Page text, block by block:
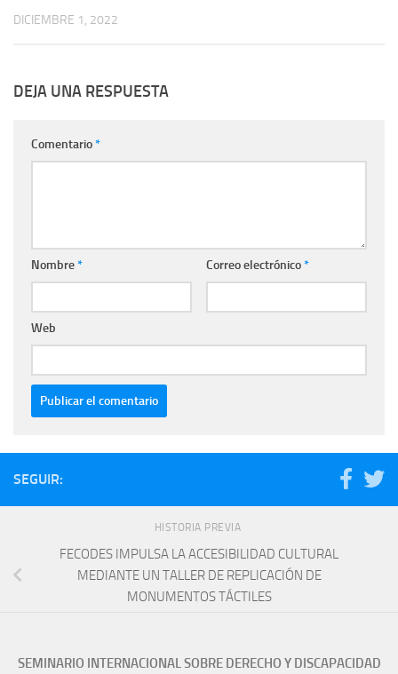
DICIEMBRE 1, 2022
DEJA UNA RESPUESTA
Comentario*
Nombre* Correo electrónico*
Web
SEGUIR:
HISTORIA PREVIA
FECODES IMPULSA LA ACCESIBILIDAD CULTURAL
MEDIANTE UN TALLER DE REPLICACIÓN DE
MONUMENTOS TÁCTILES
SEMINARIO INTERNACIONAL SOBRE DERECHO Y DISCAPACIDAD